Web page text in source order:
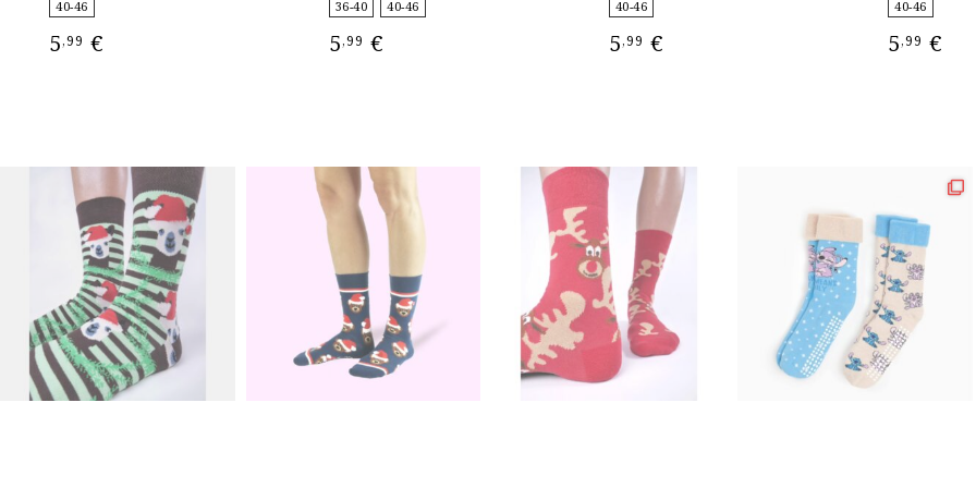
40-46
5,99 €
36-40 40-46
5,99 €
40-46
5,99 €
40-46
5,99 €